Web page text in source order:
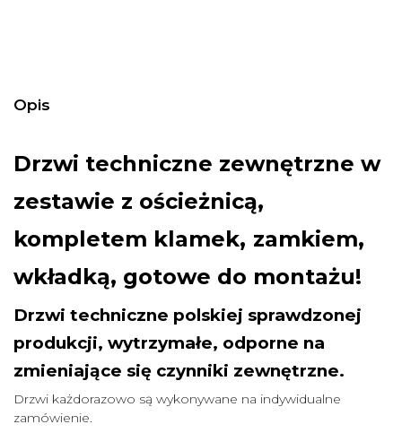
Opis
Drzwi techniczne zewnętrzne w
zestawie z ościeżnicą,
kompletem klamek, zamkiem,
wkładką, gotowe do montażu!
Drzwi techniczne polskiej sprawdzonej
produkcji, wytrzymałe, odporne na
zmieniające się czynniki zewnętrzne.
Drzwi każdorazowo są wykonywane na indywidualne
zamówienie.